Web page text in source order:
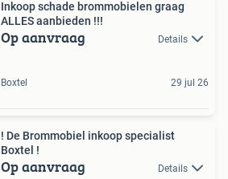
Inkoop schade brommobielen graag
ALLES aanbieden !!!
Op aanvraag Details
Boxtel 29 jul 26
! De Brommobiel inkoop specialist
Boxtel !
Op aanvraag Details